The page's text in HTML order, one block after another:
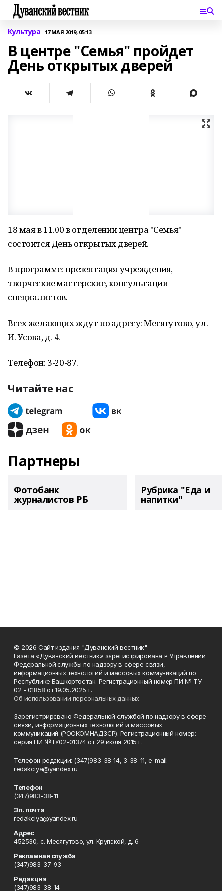
Культура 17 МАЯ 2019, 05:13
В центре "Семья" пройдет
День открытых дверей
18 мая в 11.00 в отделении центра "Семья"
состоится День открытых дверей.
В программе: презентация учреждения,
творческие мастерские, консультации
специалистов.
Всех желающих ждут по адресу: Месягутово, ул.
И. Усова, д. 4.
Телефон: 3-20-87.
Читайте нас
Партнеры
Фотобанк
журналистов РБ
Рубрика "Еда и
напитки"
© 2026 Сайт издания "Дуванский вестник"
Газета «Дуванский вестник» зарегистрирована в Управлении
Федеральной службы по надзору в сфере связи,
информационных технологий и массовых коммуникаций по
Республике Башкортостан. Регистрационный номер ПИ № ТУ
02 - 01858 от 19.05.2025 г.
Об использовании персональных данных
Зарегистрировано Федеральной службой по надзору в сфере
связи, информационных технологий и массовых
коммуникаций (РОСКОМНАДЗОР). Регистрационный номер:
серия ПИ №ТУ02-01374 от 29 июля 2015 г.
Телефон редакции: (347)983-38-14, 3-38-11, e-mail:
redakciya@yandex.ru
Телефон
(347)983-38-11
Эл. почта
redakciya@yandex.ru
Адрес
452530, с. Месягутово, ул. Крупской, д. 6
Рекламная служба
(347)983-37-93
Редакция
(347)983-38-14